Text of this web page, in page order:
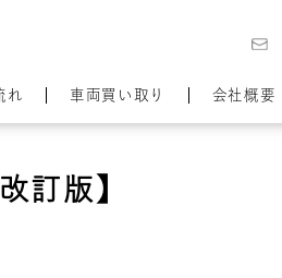
れ 車両買い取り 会社概要
訂版】